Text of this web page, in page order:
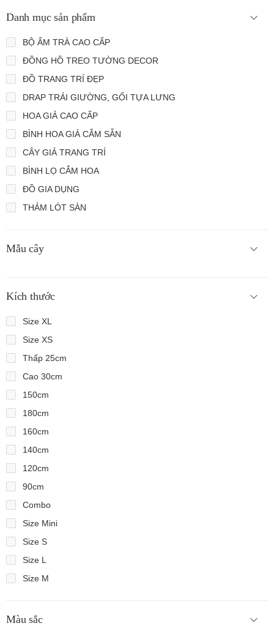
Danh mục sản phẩm
BỘ ẤM TRÀ CAO CẤP
ĐỒNG HỒ TREO TƯỜNG DECOR
ĐỒ TRANG TRÍ ĐẸP
DRAP TRẢI GIƯỜNG, GỐI TỰA LƯNG
HOA GIẢ CAO CẤP
BÌNH HOA GIẢ CẮM SẴN
CÂY GIẢ TRANG TRÍ
BÌNH LỌ CẮM HOA
ĐỒ GIA DỤNG
THẢM LÓT SÀN
Mẫu cây
Kích thước
Size XL
Size XS
Thấp 25cm
Cao 30cm
150cm
180cm
160cm
140cm
120cm
90cm
Combo
Size Mini
Size S
Size L
Size M
Màu sắc